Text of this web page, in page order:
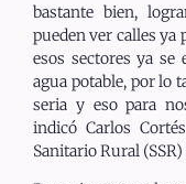
bastante bien,
pueden ver calles ya
esos sectores ya
agua potable, por lo
seria y eso para
indicó Carlos
Sanitario Rural